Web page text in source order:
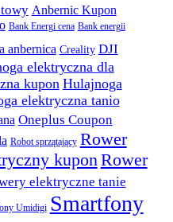
Anbernic Kupon
Bank Energi cena Bank energii
anbernica Creality DJI
elektryczna dla
kupon Hulajnoga
elektryczna tanio
Oneplus Coupon
Robot sprzątający Rower
kuponRower
elektryczne tanie
Umidigi Smartfony